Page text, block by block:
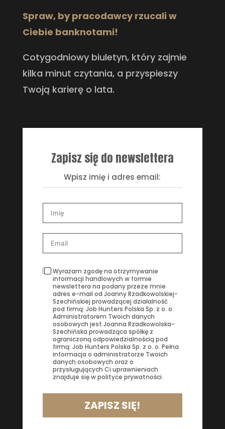
Spraw, by pracodawcy rzucali w
Ciebie banknotami!
Cotygodniowy biuletyn, który zajmie
kilka minut czytania, a przyspieszy
Twoją karierę o lata.
Zapisz się do newslettera
Wpisz imię i adres email:
Wyrażam zgodę na otrzymywanie
informacji handlowych w formie
newslettera na podany przeze mnie
adres e-mail od Joanny Rzadkowolskiej-
Szechińskiej prowadzącej działalność
pod firmą: Job Hunters Polska Sp. z o. o.
Administratorem Twoich danych
osobowych jest Joanna Rzadkowolska-
Szechińska prowadząca spółkę z
ograniczoną odpowiedzialnością pod
firmą: Job Hunters Polska Sp. z o. o. Pełna
informacja o administratorze Twoich
danych osobowych oraz o
przysługujących Ci uprawnieniach
znajduje się w polityce prywatności.
ZAPISZ SIĘ!